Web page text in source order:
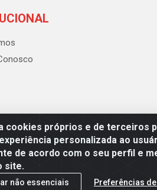
cookies próprios e de terceiros
personalizada ao
de acordo com o seu perfil e
site.
não essenciais Preferências
Polybalas - Rua João Miguel